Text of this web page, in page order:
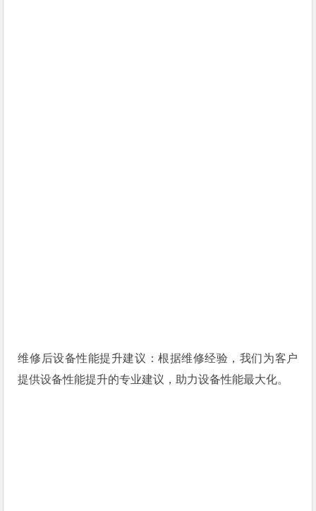
维修后设备性能提升建议：根据维修经验，我们为客户
提供设备性能提升的专业建议，助力设备性能最大化。